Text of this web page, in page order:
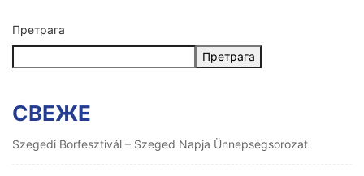
Претрага
Претрага
СВЕЖЕ
Szegedi Borfesztivál – Szeged Napja Ünnepségsorozat